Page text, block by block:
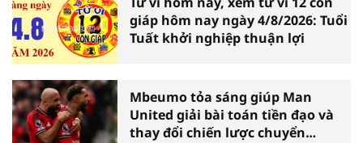
giáp hôm nay ngày 4/8/2026: Tuổi
Tuất khởi nghiệp thuận lợi
Mbeumo tỏa sáng giúp Man
United giải bài toán tiền đạo và
thay đổi chiến lược chuyển